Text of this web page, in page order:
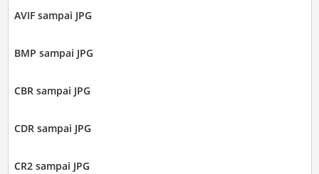
AVIF sampai JPG
BMP sampai JPG
CBR sampai JPG
CDR sampai JPG
CR2 sampai JPG